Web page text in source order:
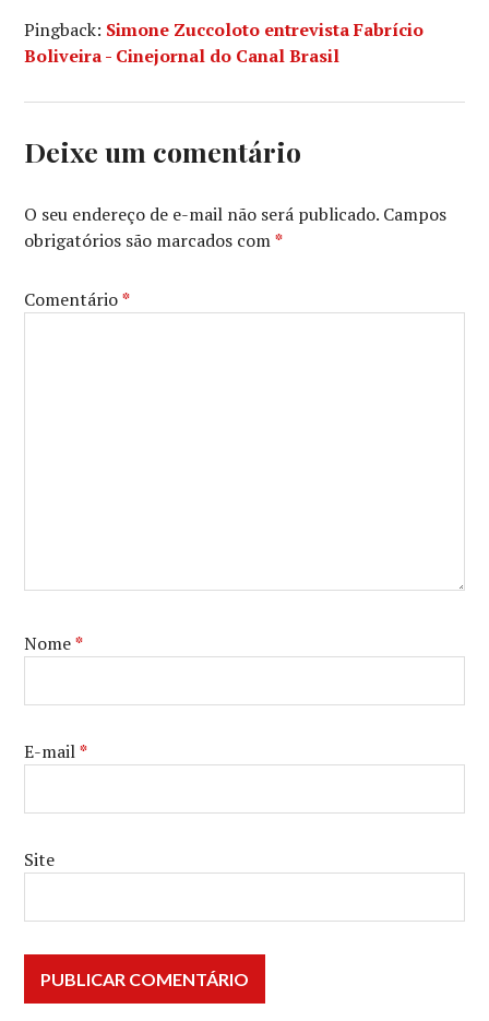
ERYK
ROCHA,
DE
FICBIC
GLAUBER
Pingback: Simone Zuccoloto entrevista Fabrício
Boliveira - Cinejornal do Canal Brasil
Deixe um comentário
O seu endereço de e-mail não será publicado. Campos
obrigatórios são marcados com*
Comentário*
Nome*
E-mail*
Site